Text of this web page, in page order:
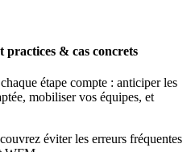
& cas concrets
étape compte : anticiper les
mobiliser vos équipes, et
éviter les erreurs fréquentes